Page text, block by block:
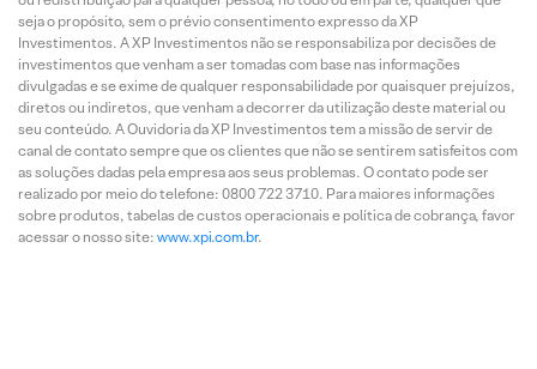
seja o propósito, sem o prévio consentimento expresso da XP
Investimentos. A XP Investimentos não se responsabiliza por decisões de
investimentos que venham a ser tomadas com base nas informações
divulgadas e se exime de qualquer responsabilidade por quaisquer prejuízos,
diretos ou indiretos, que venham a decorrer da utilização deste material ou
seu conteúdo. A Ouvidoria da XP Investimentos tem a missão de servir de
canal de contato sempre que os clientes que não se sentirem satisfeitos com
as soluções dadas pela empresa aos seus problemas. O contato pode ser
realizado por meio do telefone: 0800 722 3710. Para maiores informações
sobre produtos, tabelas de custos operacionais e política de cobrança, favor
acessar o nosso site: www.xpi.com.br.